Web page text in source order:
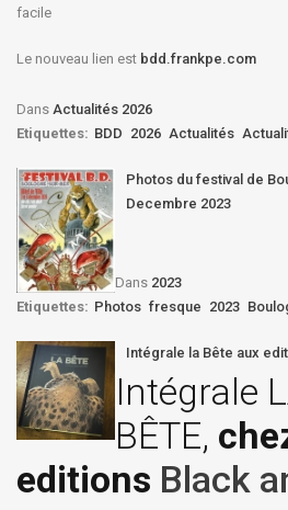
facile
Le nouveau lien est bdd.frankpe.com
Dans Actualités 2026
Etiquettes: BDD 2026 Actualités
Photos du festival de
Decembre 2023
Dans 2023
Etiquettes: Photos fresque 2023
Intégrale la Bête aux
Intégrale
BÊTE,
editions Black